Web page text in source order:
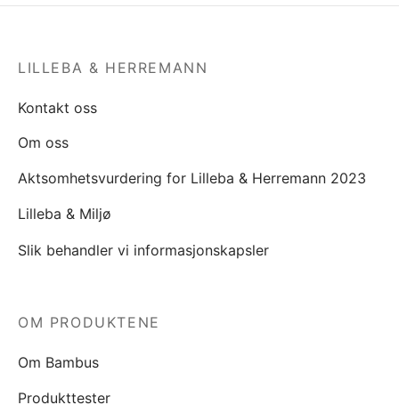
LILLEBA & HERREMANN
Kontakt oss
Om oss
Aktsomhetsvurdering for Lilleba & Herremann 2023
Lilleba & Miljø
Slik behandler vi informasjonskapsler
OM PRODUKTENE
Om Bambus
Produkttester